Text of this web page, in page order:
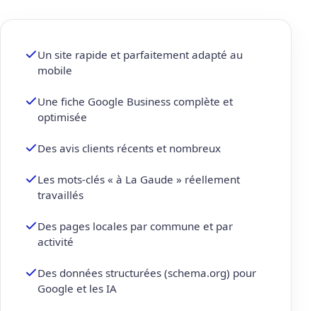
Un site rapide et parfaitement adapté au
mobile
Une fiche Google Business complète et
optimisée
Des avis clients récents et nombreux
Les mots-clés « à La Gaude » réellement
travaillés
Des pages locales par commune et par
activité
Des données structurées (schema.org) pour
Google et les IA